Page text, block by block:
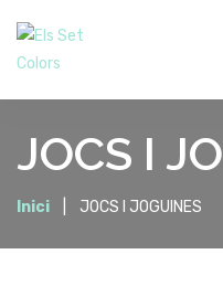
JOCS I
Inici JOCS I JOGUINES